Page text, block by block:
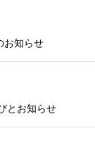
お知らせ
とお知らせ